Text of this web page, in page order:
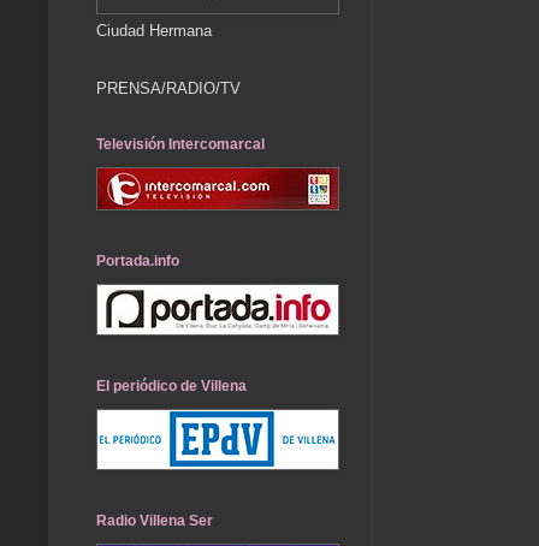
Ciudad Hermana
PRENSA/RADIO/TV
Televisión Intercomarcal
Portada.info
El periódico de Villena
Radio Villena Ser